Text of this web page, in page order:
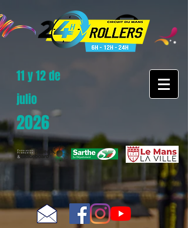
11 y 12 de
julio
2026